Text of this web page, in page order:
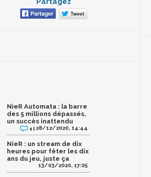
NieR Automata : la barre
des 5 millions dépassés,
un succès inattendu
1 | 28/12/2020, 14:44
NieR : un stream de dix
heures pour fêter les dix
ans du jeu, juste ça
13/03/2020, 17:05